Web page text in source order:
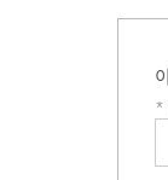
*